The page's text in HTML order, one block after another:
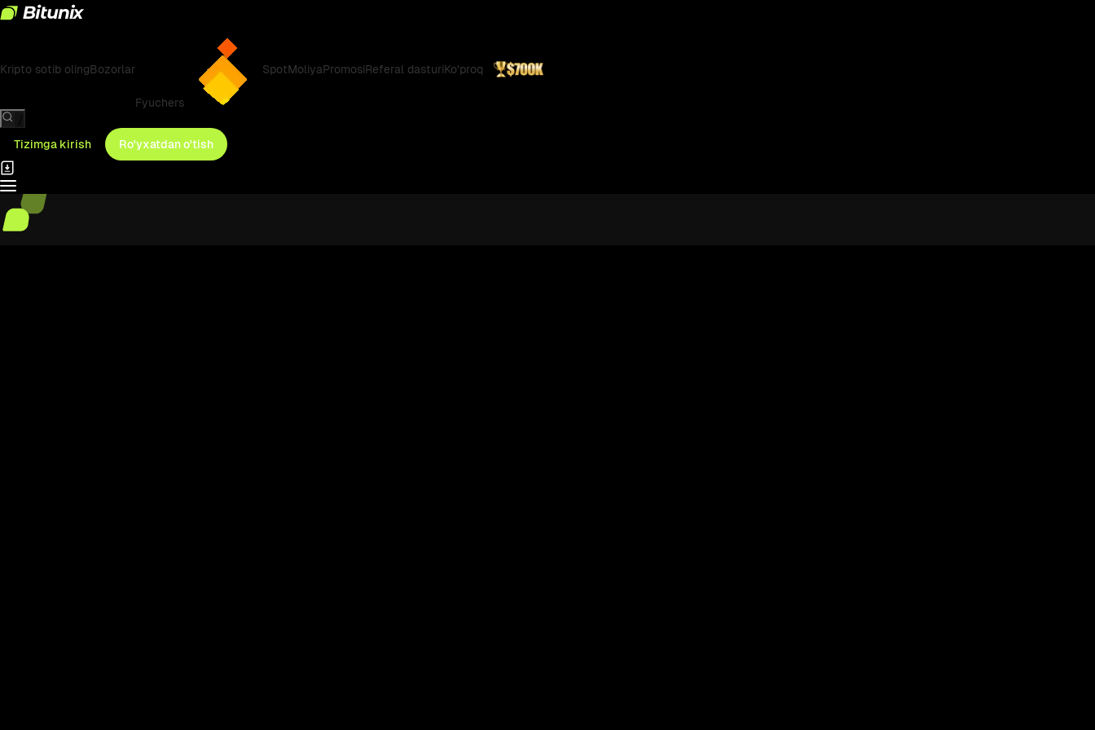
Kripto sotib olingBozorlar
Fyuchers
SpotMoliyaPromosiReferal dasturiKo'proq
Tizimga kirish
Ro'yxatdan o'tish